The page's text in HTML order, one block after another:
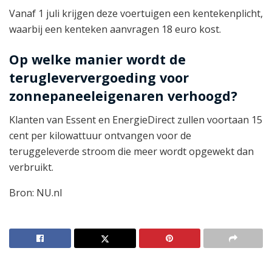
Vanaf 1 juli krijgen deze voertuigen een kentekenplicht,
waarbij een kenteken aanvragen 18 euro kost.
Op welke manier wordt de
terugleververgoeding voor
zonnepaneeleigenaren verhoogd?
Klanten van Essent en EnergieDirect zullen voortaan 15
cent per kilowattuur ontvangen voor de
teruggeleverde stroom die meer wordt opgewekt dan
verbruikt.
Bron: NU.nl